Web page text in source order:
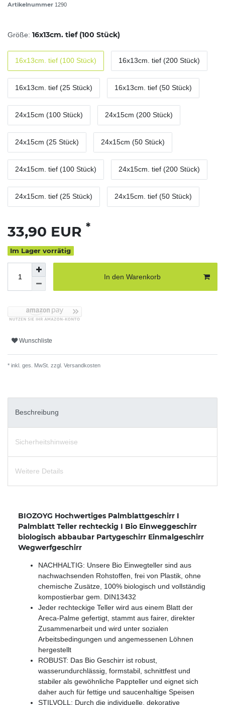
Artikelnummer 1290
Größe: 16x13cm. tief (100 Stück)
16x13cm. tief (100 Stück) 16x13cm. tief (200 Stück)
16x13cm. tief (25 Stück) 16x13cm. tief (50 Stück)
24x15cm (100 Stück) 24x15cm (200 Stück)
24x15cm (25 Stück) 24x15cm (50 Stück)
24x15cm. tief (100 Stück) 24x15cm. tief (200 Stück)
24x15cm. tief (25 Stück) 24x15cm. tief (50 Stück)
33,90 EUR *
Im Lager vorrätig
In den Warenkorb
Wunschliste
* inkl. ges. MwSt. zzgl. Versandkosten
Beschreibung
Sicherheitshinweise
Weitere Details
BIOZOYG Hochwertiges Palmblattgeschirr I
Palmblatt Teller rechteckig I Bio Einweggeschirr
biologisch abbaubar Partygeschirr Einmalgeschirr
Wegwerfgeschirr
NACHHALTIG: Unsere Bio Einwegteller sind aus
nachwachsenden Rohstoffen, frei von Plastik, ohne
chemische Zusätze, 100% biologisch und vollständig
kompostierbar gem. DIN13432
Jeder rechteckige Teller wird aus einem Blatt der
Areca-Palme gefertigt, stammt aus fairer, direkter
Zusammenarbeit und wird unter sozialen
Arbeitsbedingungen und angemessenen Löhnen
hergestellt
ROBUST: Das Bio Geschirr ist robust,
wasserundurchlässig, formstabil, schnittfest und
stabiler als gewöhnliche Pappteller und eignet sich
daher auch für fettige und saucenhaltige Speisen
STILVOLL: Durch die individuelle, dekorative